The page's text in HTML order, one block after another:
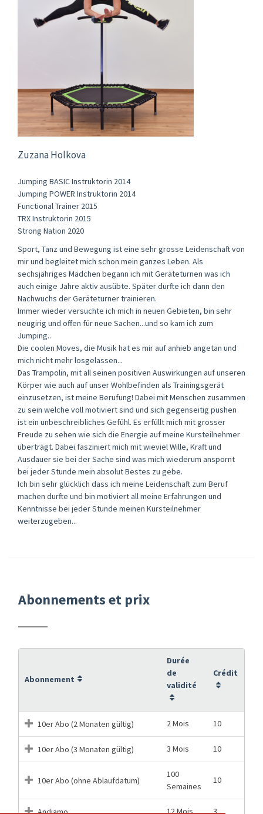
Zuzana Holkova
Jumping BASIC Instruktorin 2014
Jumping POWER Instruktorin 2014
Functional Trainer 2015
TRX Instruktorin 2015
Strong Nation 2020
Sport, Tanz und Bewegung ist eine sehr grosse Leidenschaft von
mir und begleitet mich schon mein ganzes Leben. Als
sechsjähriges Mädchen begann ich mit Geräteturnen was ich
auch einige Jahre aktiv ausübte. Später durfte ich dann den
Nachwuchs der Geräteturner trainieren.
Immer wieder versuchte ich mich in neuen Gebieten, bin sehr
neugirig und offen für neue Sachen...und so kam ich zum
Jumping..
Die coolen Moves, die Musik hat es mir auf anhieb angetan und
mich nicht mehr losgelassen...
Das Trampolin, mit all seinen positiven Auswirkungen auf unseren
Körper wie auch auf unser Wohlbefinden als Trainingsgerät
einzusetzen, ist meine Berufung! Dabei mit Menschen zusammen
zu sein welche voll motiviert sind und sich gegenseitig pushen
ist ein unbeschreibliches Gefühl. Es erfüllt mich mit grosser
Freude zu sehen wie sich die Energie auf meine Kursteilnehmer
überträgt. Dabei fasziniert mich mit wieviel Wille, Kraft und
Ausdauer sie bei der Sache sind was mich wiederum anspornt
bei jeder Stunde mein absolut Bestes zu gebe.
Ich bin sehr glücklich dass ich meine Leidenschaft zum Beruf
machen durfte und bin motiviert all meine Erfahrungen und
Kenntnisse bei jeder Stunde meinen Kursteilnehmer
weiterzugeben...
Abonnements et prix
Abonnement
Durée
de
validité
Crédit
10er Abo (2 Monaten gültig) 2 Mois 10
10er Abo (3 Monaten gültig) 3 Mois 10
10er Abo (ohne Ablaufdatum)
100
Semaines
10
Andiamo 12 Mois 3